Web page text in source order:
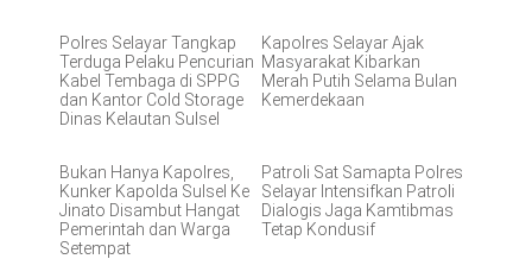
Polres Selayar Tangkap
Terduga Pelaku Pencurian
Kabel Tembaga di SPPG
dan Kantor Cold Storage
Dinas Kelautan Sulsel
Kapolres Selayar Ajak
Masyarakat Kibarkan
Merah Putih Selama Bulan
Kemerdekaan
Bukan Hanya Kapolres,
Kunker Kapolda Sulsel Ke
Jinato Disambut Hangat
Pemerintah dan Warga
Setempat
Patroli Sat Samapta Polres
Selayar Intensifkan Patroli
Dialogis Jaga Kamtibmas
Tetap Kondusif